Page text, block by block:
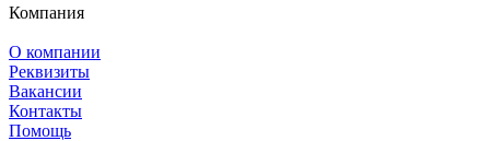
Компания
О компании
Реквизиты
Вакансии
Контакты
Помощь